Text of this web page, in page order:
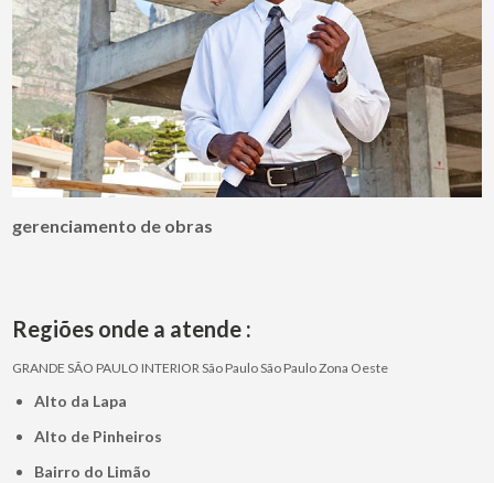
gerenciamento de obras
Regiões onde a atende :
GRANDE SÃO PAULO INTERIORSão PauloSão PauloZona Oeste
Alto da Lapa
Alto de Pinheiros
Bairro do Limão